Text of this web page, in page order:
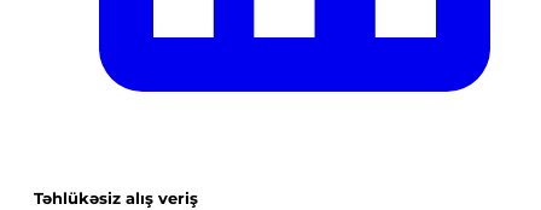
Təhlükəsiz alış veriş